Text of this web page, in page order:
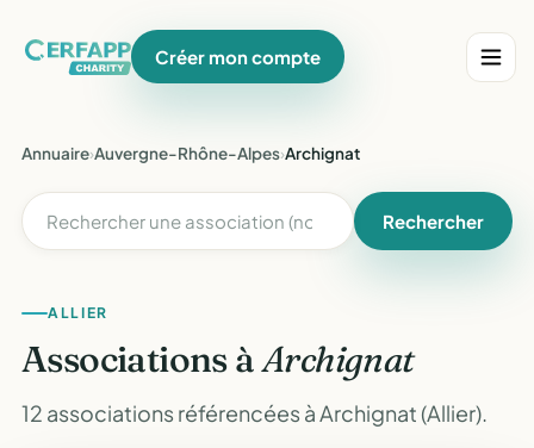
Créer mon compte
Annuaire›Auvergne-Rhône-Alpes›Archignat
Rechercher
ALLIER
Associations àArchignat
12 associations référencées à Archignat (Allier).